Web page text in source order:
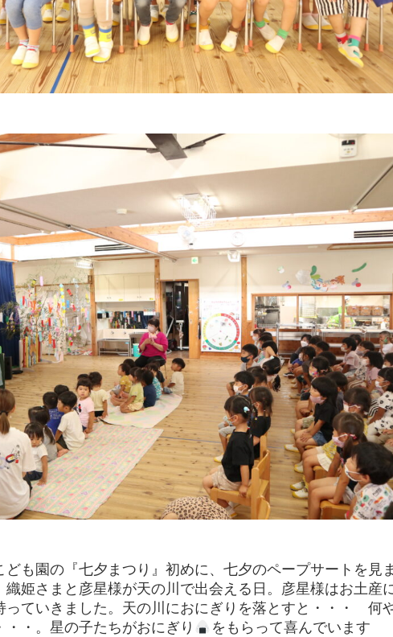
も園の『七夕まつり』初めに、七夕のペープサートを見ま
織姫さまと彦星様が天の川で出会える日。彦星様はお土産
っていきました。天の川におにぎりを落とすと・・・ 何
・・。星の子たちがおにぎり
をもらって喜んでいます